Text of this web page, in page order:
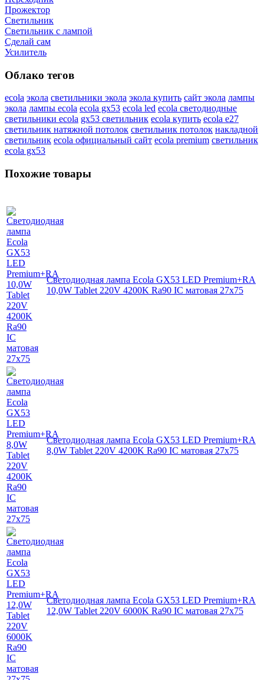
Прожектор
Светильник
Светильник c лампой
Сделай сам
Усилитель
Облако тегов
ecola экола светильники экола экола купить сайт экола лампы
экола лампы ecola ecola gx53 ecola led ecola светодиодные
светильники ecola gx53 светильник ecola купить ecola e27
светильник натяжной потолок светильник потолок накладной
светильник ecola официальный сайт ecola premium светильник
ecola gx53
Похожие товары
Светодиодная лампа Ecola GX53 LED Premium+RA
10,0W Tablet 220V 4200K Ra90 IC матовая 27x75
Светодиодная лампа Ecola GX53 LED Premium+RA
8,0W Tablet 220V 4200K Ra90 IC матовая 27x75
Светодиодная лампа Ecola GX53 LED Premium+RA
12,0W Tablet 220V 6000K Ra90 IC матовая 27x75